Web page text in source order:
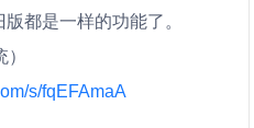
都是一样的功能了。
s/fqEFAmaA